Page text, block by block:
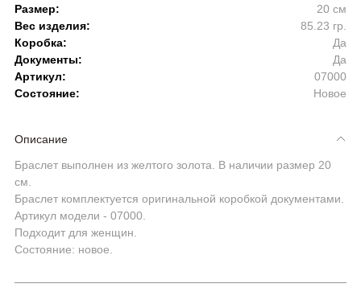
Размер:
20 см
Вес изделия:
85.23 гр.
Коробка:
Да
Документы:
Да
Артикул:
07000
Состояние:
Новое
Описание
Браслет выполнен из желтого золота. В наличии размер 20
см.
Браслет комплектуется оригинальной коробкой документами.
Артикул модели - 07000.
Подходит для женщин.
Состояние: новое.